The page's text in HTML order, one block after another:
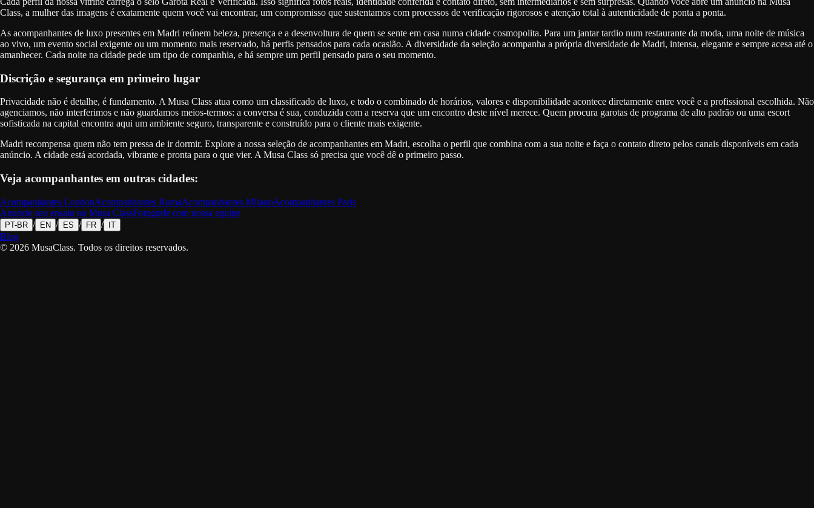
Class, a mulher das imagens é exatamente quem você vai encontrar, um compromisso que sustentamos com processos de verificação rigorosos e atenção total à autenticidade de ponta a ponta.
As acompanhantes de luxo presentes em Madri reúnem beleza, presença e a desenvoltura de quem se sente em casa numa cidade cosmopolita. Para um jantar tardio num restaurante da moda, uma noite de música
ao vivo, um evento social exigente ou um momento mais reservado, há perfis pensados para cada ocasião. A diversidade da seleção acompanha a própria diversidade de Madri, intensa, elegante e sempre acesa até o
amanhecer. Cada noite na cidade pede um tipo de companhia, e há sempre um perfil pensado para o seu momento.
Discrição e segurança em primeiro lugar
Privacidade não é detalhe, é fundamento. A Musa Class atua como um classificado de luxo, e todo o combinado de horários, valores e disponibilidade acontece diretamente entre você e a profissional escolhida. Não
agenciamos, não interferimos e não guardamos meios-termos: a conversa é sua, conduzida com a reserva que um encontro deste nível merece. Quem procura garotas de programa de alto padrão ou uma escort
sofisticada na capital encontra aqui um ambiente seguro, transparente e construído para o cliente mais exigente.
Madri recompensa quem não tem pressa de ir dormir. Explore a nossa seleção de acompanhantes em Madri, escolha o perfil que combina com a sua noite e faça o contato direto pelos canais disponíveis em cada
anúncio. A cidade está acordada, vibrante e pronta para o que vier. A Musa Class só precisa que você dê o primeiro passo.
Veja acompanhantes em outras cidades:
Acompanhantes LondonAcompanhantes RomaAcompanhantes MilanoAcompanhantes Paris
Anuncie seu ensaio no Musa ClassFotografe com nossa equipe
PT-BR / EN / ES / FR / IT
Blog
© 2026 MusaClass. Todos os direitos reservados.